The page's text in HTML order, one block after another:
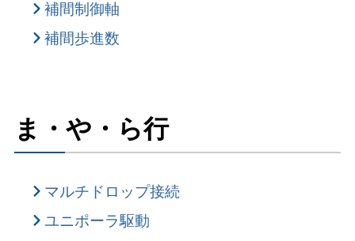
補間制御軸
補間歩進数
ま・や・ら行
マルチドロップ接続
ユニポーラ駆動